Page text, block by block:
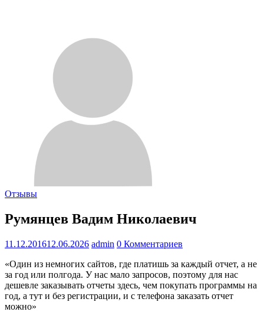
Отзывы
Румянцев Вадим Николаевич
11.12.201612.06.2026 admin 0 Комментариев
«Один из немногих сайтов, где платишь за каждый отчет, а не
за год или полгода. У нас мало запросов, поэтому для нас
дешевле заказывать отчеты здесь, чем покупать программы на
год, а тут и без регистрации, и с телефона заказать отчет
можно»